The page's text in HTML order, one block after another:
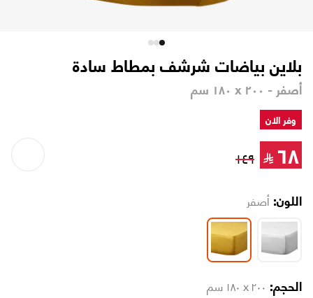
بلاين بياضات شرشف بمطاط سادة
أصفر - ٢٠٠ x ١٨٠ سم
وفر الان
٦٨ ١٤٩
اللون: أصفر
الحجم: ٢٠٠ x ١٨٠ سم
مناسب للسرير الكينج